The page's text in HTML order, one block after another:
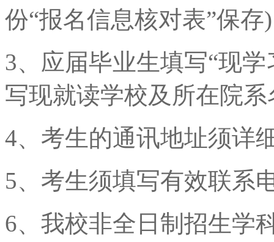
份“报名信息核对表”保存
3、应届毕业生填写“现
写现就读学校及所在院系
4、考生的通讯地址须详
5、考生须填写有效联系
6、我校非全日制招生学